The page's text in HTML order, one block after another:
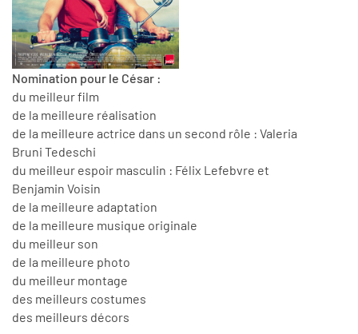
Nomination pour le César :
du meilleur film
de la meilleure réalisation
de la meilleure actrice dans un second rôle : Valeria
Bruni Tedeschi
du meilleur espoir masculin : Félix Lefebvre et
Benjamin Voisin
de la meilleure adaptation
de la meilleure musique originale
du meilleur son
de la meilleure photo
du meilleur montage
des meilleurs costumes
des meilleurs décors